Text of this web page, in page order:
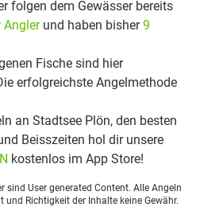
folgen dem Gewässer bereits
Anglerund haben bisher9
Fische sind hier
erfolgreichste Angelmethode
an Stadtsee Plön, den besten
Beisszeiten hol dir unsere
kostenlos im App Store!
sind User generated Content. Alle Angeln
Richtigkeit der Inhalte keine Gewähr.